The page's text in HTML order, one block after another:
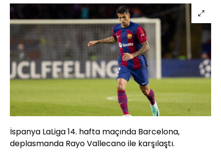
İspanya LaLiga 14. hafta maçında Barcelona,
deplasmanda Rayo Vallecano ile karşılaştı.